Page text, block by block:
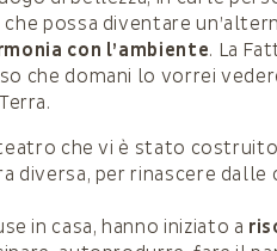
possa diventare
con l’ambiente. La
che domani lo vorrei
che vi è stato
diversa, per rinascere dalle
in casa, hanno iniziato a